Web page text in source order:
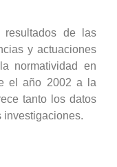
resultados de las
y actuaciones
normatividad en
el año 2002 a la
tanto los datos
investigaciones.